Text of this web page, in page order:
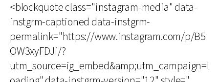
<blockquote class="instagram-media" data-
instgrm-captioned data-instgrm-
permalink="https://www.instagram.com/p/B5
OW3xyFDJi/?
utm_source=ig_embed&amp;utm_campaign=l